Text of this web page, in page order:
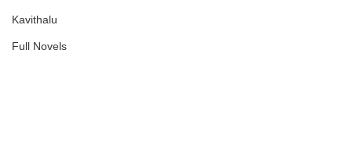
Kavithalu
Full Novels